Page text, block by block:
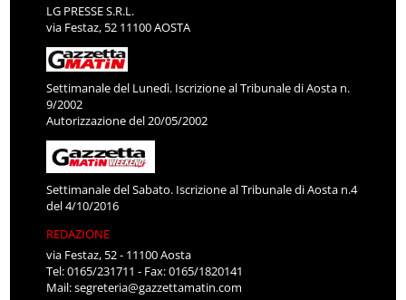
LG PRESSE S.R.L.
via Festaz, 52 11100 AOSTA
Settimanale del Lunedì. Iscrizione al Tribunale di Aosta n.
9/2002
Autorizzazione del 20/05/2002
Settimanale del Sabato. Iscrizione al Tribunale di Aosta n.4
del 4/10/2016
REDAZIONE
via Festaz, 52 - 11100 Aosta
Tel: 0165/231711 - Fax: 0165/1820141
Mail:segreteria@gazzettamatin.com